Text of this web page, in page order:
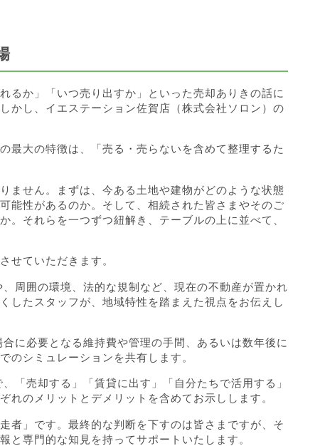
るか」「いつ売り出すか」といった売却ありきの話に
かし、イエステーション佐賀店（株式会社ソロン）の
最大の特徴は、「売る・売らないを含めて整理するた
ません。まずは、今ある土地や建物がどのような状態
能性があるのか。そして、相続された皆さまやそのご
それらを一つずつ紐解き、テーブルの上に並べて、
せていただきます。
周囲の環境、法的な規制など、現在の不動産が置かれ
したスタッフが、地域特性を踏まえた視点をお伝えし
に必要となる維持費や管理の手間、あるいは数年後に
のシミュレーションを共有します。
「売却する」「賃貸に出す」「自分たちで活用する」
れのメリットとデメリットを含めてお示しします。
者」です。最終的な判断を下すのは皆さまですが、そ
と専門的な知見を持ってサポートいたします。